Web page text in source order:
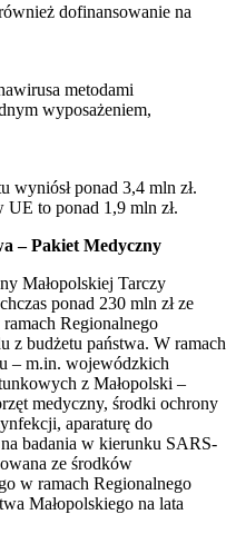
dofinansowanie na
metodami
wyposażeniem,
wyniósł ponad 3,4 mln zł.
UE to ponad 1,9 mln zł.
– Pakiet Medyczny
Małopolskiej Tarczy
ponad 230 mln zł ze
Regionalnego
z budżetu państwa. W ramach
– m.in. wojewódzkich
z Małopolski –
medyczny, środki ochrony
aparaturę do
badania w kierunku SARS-
ze środków
w ramach Regionalnego
Małopolskiego na lata